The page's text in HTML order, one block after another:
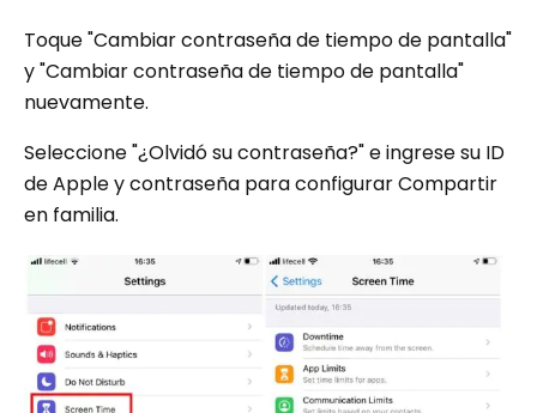
Toque "Cambiar contraseña de tiempo de pantalla"
y "Cambiar contraseña de tiempo de pantalla"
nuevamente.
Seleccione "¿Olvidó su contraseña?" e ingrese su ID
de Apple y contraseña para configurar Compartir
en familia.